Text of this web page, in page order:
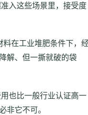
入这些场景里，接受度
在工业堆肥条件下，
解、但一撕就破的袋
也比一般行业认证高一
非它不可。